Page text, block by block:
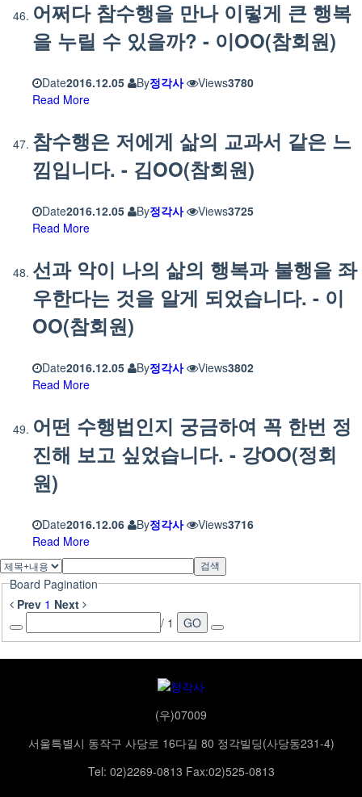
어쩌다 참수행을 만나 이렇게 큰 행복
을 누릴 수 있을까? - 이OO(참회원)
Date2016.12.05 By정각사 Views3780
Read More
참수행은 저에게 삶의 교과서 같은 느
낌입니다. - 김OO(참회원)
Date2016.12.05 By정각사 Views3725
Read More
선과 악이 나의 삶의 행복과 불행을 좌
우한다는 것을 알게 되었습니다. - 이
OO(참회원)
Date2016.12.05 By정각사 Views3802
Read More
어떤 수행법인지 궁금하여 꼭 한번 정
진해 보고 싶었습니다. - 강OO(정회
원)
Date2016.12.06 By정각사 Views3716
Read More
검색
Board Pagination
Prev 1 Next
/ 1
GO
(우)07009
서울특별시 동작구 사당로 16다길 80 정각빌딩(사당동231-4)
Tel: 02)2269-0813 Fax:02)525-0813